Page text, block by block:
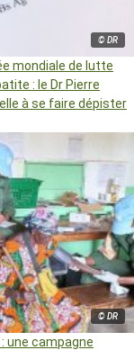
© DR
mondiale de lutte
: le Dr Pierre
à se faire dépister
© DR
une campagne